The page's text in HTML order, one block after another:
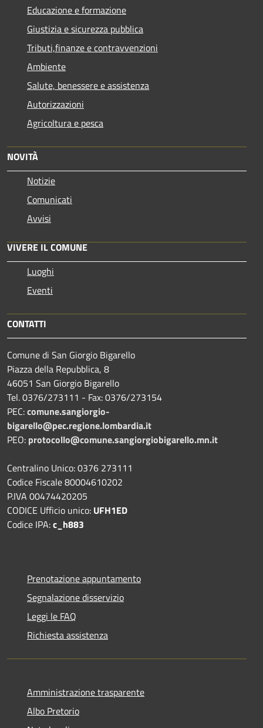
Educazione e formazione
Giustizia e sicurezza pubblica
Tributi,finanze e contravvenzioni
Ambiente
Salute, benessere e assistenza
Autorizzazioni
Agricoltura e pesca
NOVITÀ
Notizie
Comunicati
Avvisi
VIVERE IL COMUNE
Luoghi
Eventi
CONTATTI
Comune di San Giorgio Bigarello
Piazza della Repubblica, 8
46051 San Giorgio Bigarello
Tel. 0376/273111 - Fax: 0376/273154
PEC:comune.sangiorgio-
bigarello@pec.regione.lombardia.it
PEO: protocollo@comune.sangiorgiobigarello.mn.it
Centralino Unico: 0376 273111
Codice Fiscale 80004610202
P.IVA 00474420205
CODICE Ufficio unico: UFH1ED
Codice IPA:c_h883
Prenotazione appuntamento
Segnalazione disservizio
Leggi le FAQ
Richiesta assistenza
Amministrazione trasparente
Albo Pretorio